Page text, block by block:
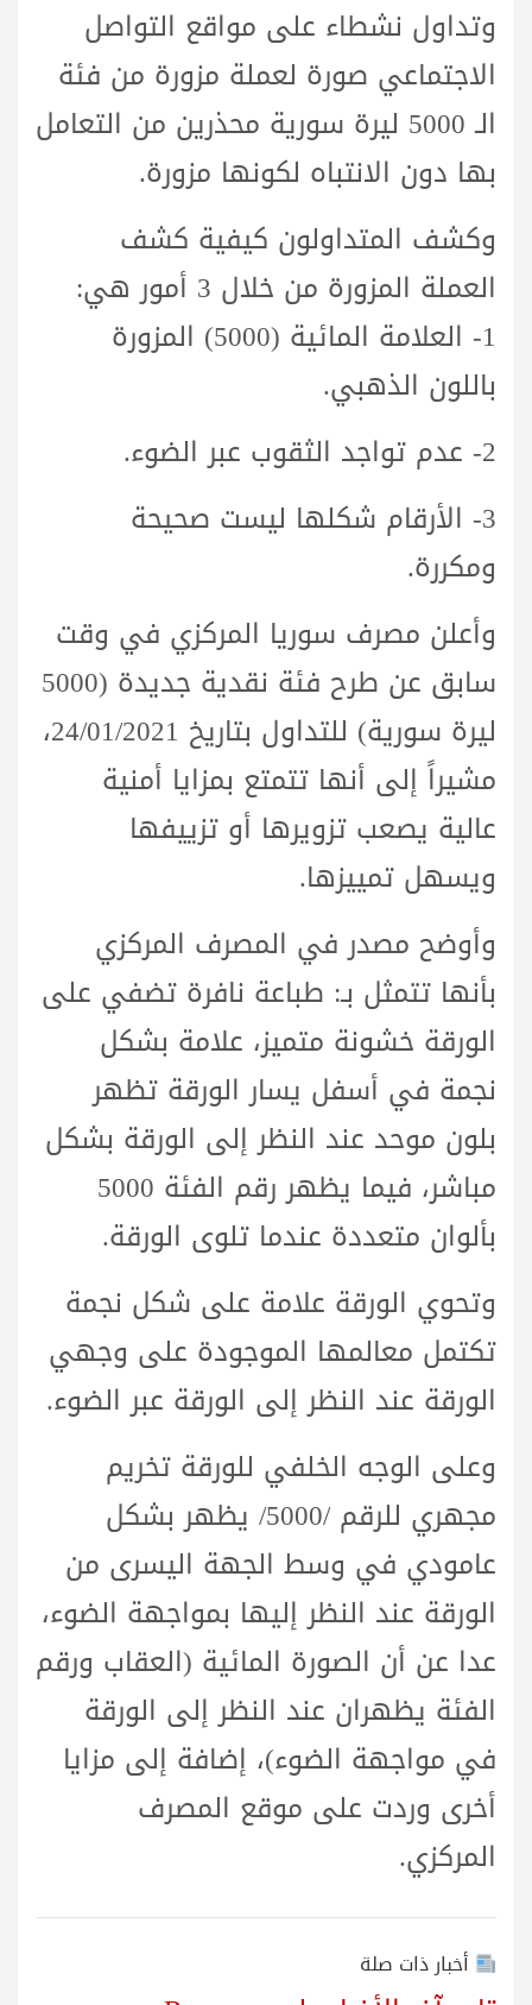
وتداول نشطاء على مواقع التواصل
الاجتماعي صورة لعملة مزورة من فئة
الـ 5000 ليرة سورية محذرين من التعامل
بها دون الانتباه لكونها مزورة.
وكشف المتداولون كيفية كشف
العملة المزورة من خلال 3 أمور هي:
1- العلامة المائية (5000) المزورة
باللون الذهبي.
2- عدم تواجد الثقوب عبر الضوء.
3- الأرقام شكلها ليست صحيحة
ومكررة.
وأعلن مصرف سوريا المركزي في وقت
سابق عن طرح فئة نقدية جديدة (5000
ليرة سورية) للتداول بتاريخ 24/01/2021،
مشيراً إلى أنها تتمتع بمزايا أمنية
عالية يصعب تزويرها أو تزييفها
ويسهل تمييزها.
وأوضح مصدر في المصرف المركزي
بأنها تتمثل بـ: طباعة نافرة تضفي على
الورقة خشونة متميز، علامة بشكل
نجمة في أسفل يسار الورقة تظهر
بلون موحد عند النظر إلى الورقة بشكل
مباشر، فيما يظهر رقم الفئة 5000
بألوان متعددة عندما تلوى الورقة.
وتحوي الورقة علامة على شكل نجمة
تكتمل معالمها الموجودة على وجهي
الورقة عند النظر إلى الورقة عبر الضوء.
وعلى الوجه الخلفي للورقة تخريم
مجهري للرقم /5000/ يظهر بشكل
عامودي في وسط الجهة اليسرى من
الورقة عند النظر إليها بمواجهة الضوء،
عدا عن أن الصورة المائية (العقاب ورقم
الفئة يظهران عند النظر إلى الورقة
في مواجهة الضوء)، إضافة إلى مزايا
أخرى وردت على موقع المصرف
المركزي.
أخبار ذات صلة